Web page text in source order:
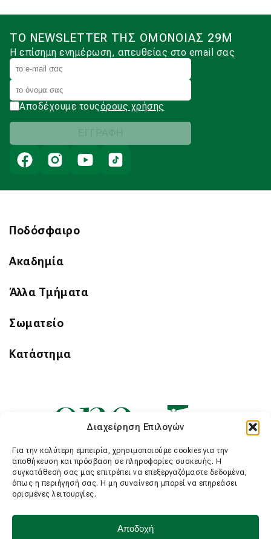
Διαχείρηση Επιλογών
Για την καλύτερη εμπειρία, χρησιμοποιούμε cookies για την
αποθήκευση και πρόσβαση σε πληροφορίες συσκευής. Η
συγκατάθεσή σας μας επιτρέπει να επεξεργαζόμαστε δεδομένα,
όπως η περιήγησή σας. Η μη συναίνεση μπορεί να επηρεάσει
ορισμένες λειτουργίες.
Αποδοχή
ΤΟ NEWSLETTER ΤΗΣ ΟΜΟΝΟΙΑΣ 29Μ
Η επίσημη ενημέρωση, απευθείας στο email σας
Αποδέχουμε τουςόρους χρήσης
Ποδόσφαιρο
Ακαδημία
Άλλα Τμήματα
Σωματείο
Κατάστημα